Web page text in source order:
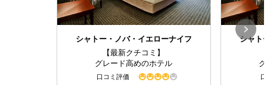
シャトー・ノバ・イエローナイフ
【最新クチコミ】
グレード高めのホテル
口コミ評価
シャト